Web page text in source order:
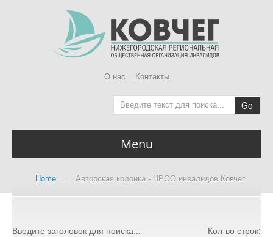
О нас Контакты
Go
Menu
Home page
Home Авторская колонка - НРОО инвалидов Ковчег
Введите заголовок для поиска... Кол-во строк: